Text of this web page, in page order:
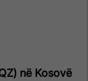
në Kosovë